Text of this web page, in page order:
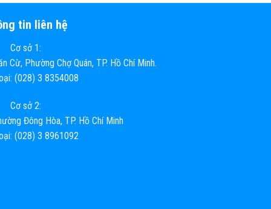
tin liên hệ
Cơ sở 1:
Cừ, Phường Chợ Quán, TP. Hồ Chí Minh.
(028) 3 8354008
Cơ sở 2:
Đông Hòa, TP. Hồ Chí Minh
(028) 3 8961092